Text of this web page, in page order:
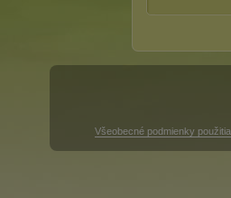
Všeobecné podmienky použitia